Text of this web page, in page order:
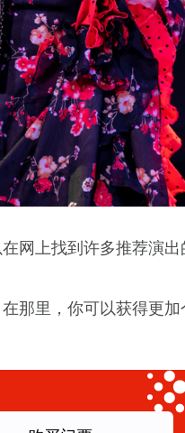
网上找到许多推荐演出
那里，你可以获得更加